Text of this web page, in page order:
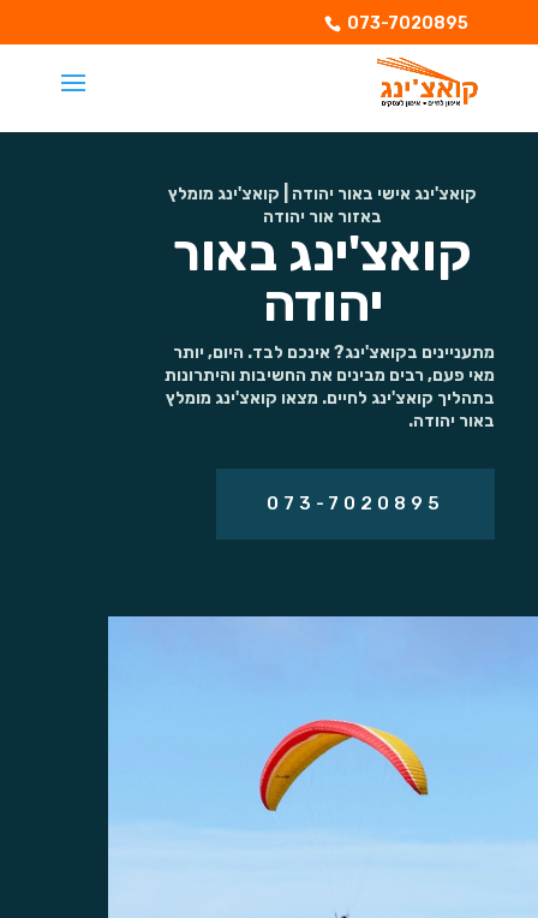
073-7020895
קואצ'ינג אישי באור יהודה | קואצ'ינג מומלץ
באזור אור יהודה
קואצ'ינג באור
יהודה
מתעניינים בקואצ'ינג? אינכם לבד. היום, יותר
מאי פעם, רבים מבינים את החשיבות והיתרונות
בתהליך קואצ'ינג לחיים. מצאו קואצ'ינג מומלץ
באור יהודה.
073-7020895